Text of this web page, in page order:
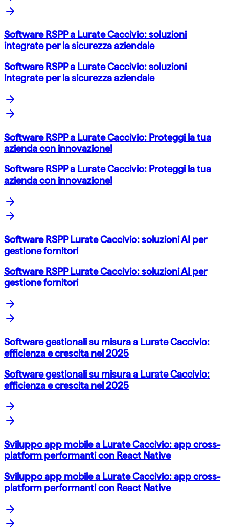
Software RSPP a Lurate Caccivio: soluzioni
integrate per la sicurezza aziendale
Software RSPP a Lurate Caccivio: soluzioni
integrate per la sicurezza aziendale
Software RSPP a Lurate Caccivio: Proteggi la tua
azienda con innovazione!
Software RSPP a Lurate Caccivio: Proteggi la tua
azienda con innovazione!
Software RSPP Lurate Caccivio: soluzioni AI per
gestione fornitori
Software RSPP Lurate Caccivio: soluzioni AI per
gestione fornitori
Software gestionali su misura a Lurate Caccivio:
efficienza e crescita nel 2025
Software gestionali su misura a Lurate Caccivio:
efficienza e crescita nel 2025
Sviluppo app mobile a Lurate Caccivio: app cross-
platform performanti con React Native
Sviluppo app mobile a Lurate Caccivio: app cross-
platform performanti con React Native